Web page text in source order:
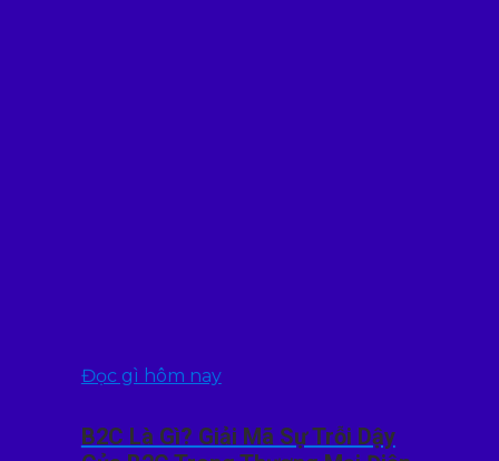
Đọc gì hôm nay
B2C Là Gì? Giải Mã Sự Trỗi Dậy